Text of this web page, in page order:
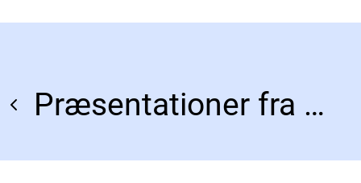
Præsentationer fra Sundhedsvæsenets Kvalitetskonference 2025